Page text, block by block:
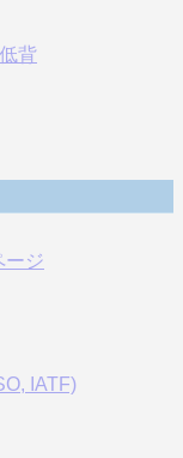
低背
ージ
IATF)